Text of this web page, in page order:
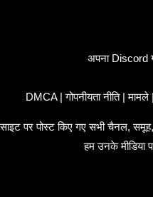
अपना Discord
DMCA|गोपनीयता नीति|मामले
पर पोस्ट किए गए सभी चैनल,
हम उनके मीडिया